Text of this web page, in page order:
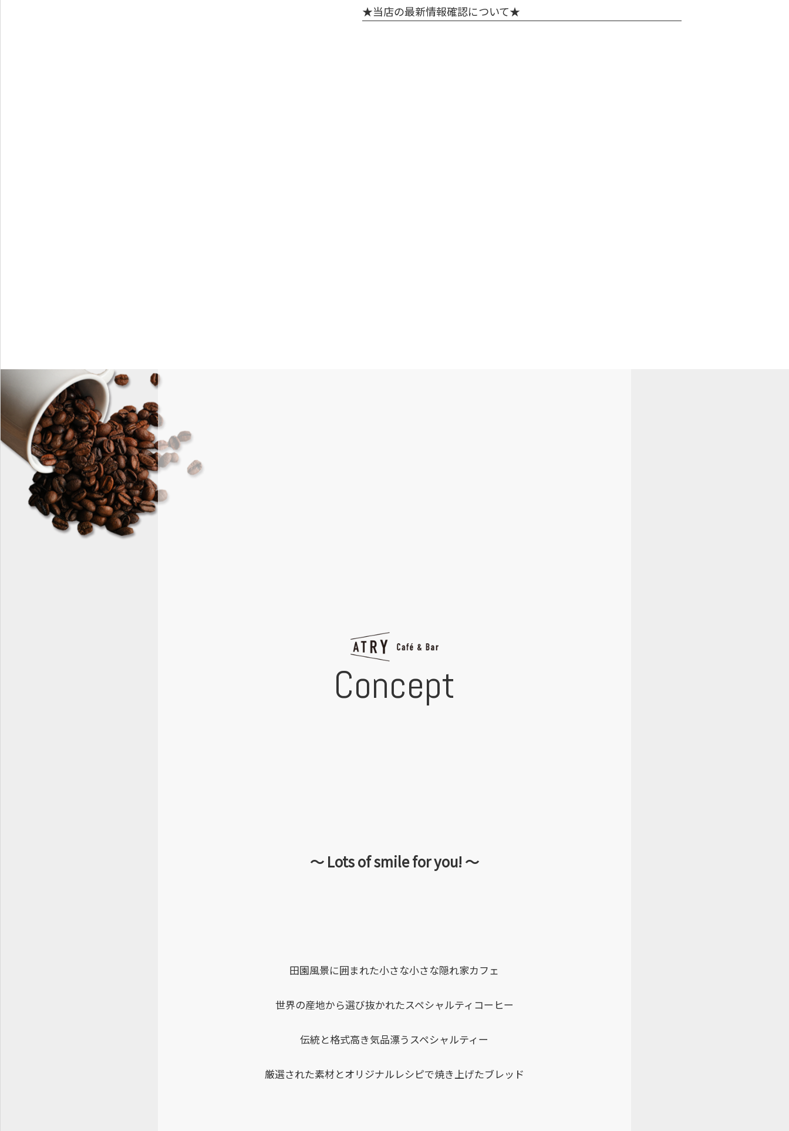
★当店の最新情報確認について★
Concept
〜 Lots of smile for you! 〜
田園風景に囲まれた小さな小さな隠れ家カフェ
世界の産地から選び抜かれたスペシャルティコーヒー
伝統と格式高き気品漂うスペシャルティー
厳選された素材とオリジナルレシピで焼き上げたブレッド